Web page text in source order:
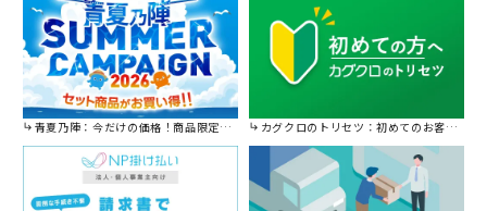
青夏乃陣：今だけの価格！商品限定セール開催中です。 カグクロのトリセツ：初めてのお客様はこちら。